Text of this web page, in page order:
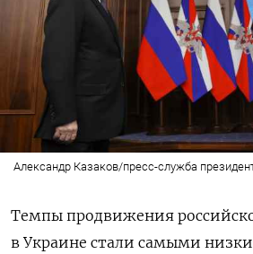
Александр Казаков/пресс-служба
Темпы продвижения
в Украине стали самыми